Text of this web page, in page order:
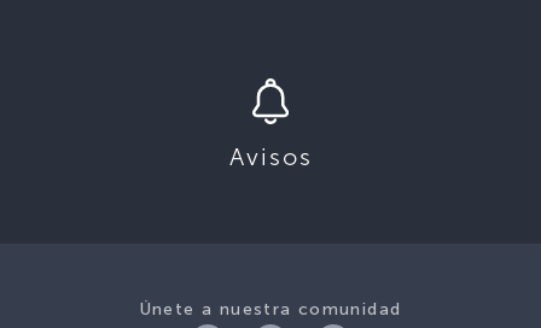
Avisos
Únete a nuestra comunidad